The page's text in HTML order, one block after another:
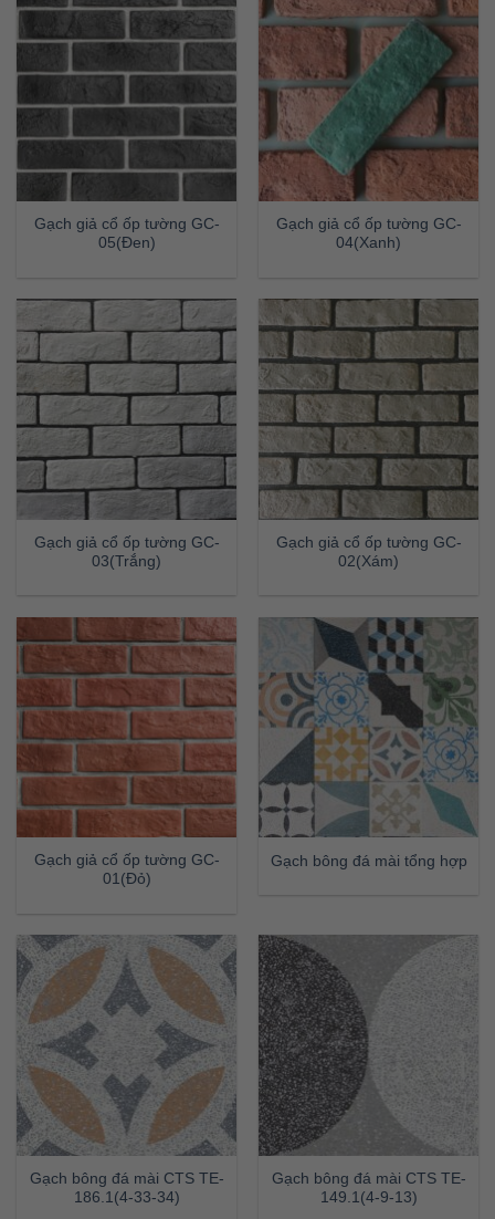
Gạch giả cổ ốp tường GC-
05(Đen)
Gạch giả cổ ốp tường GC-
04(Xanh)
Gạch giả cổ ốp tường GC-
03(Trắng)
Gạch giả cổ ốp tường GC-
02(Xám)
Gạch giả cổ ốp tường GC-
01(Đỏ)
Gạch bông đá mài tổng hợp
Gạch bông đá mài CTS TE-
186.1(4-33-34)
Gạch bông đá mài CTS TE-
149.1(4-9-13)